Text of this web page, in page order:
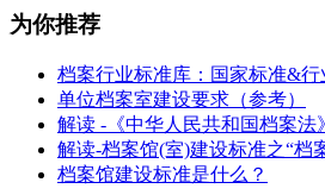
为你推荐
档案行业标准库：国家标准&
单位档案室建设要求（参考）
解读 -《中华人民共和国档案法
解读-档案馆(室)建设标准之“档
档案馆建设标准是什么？